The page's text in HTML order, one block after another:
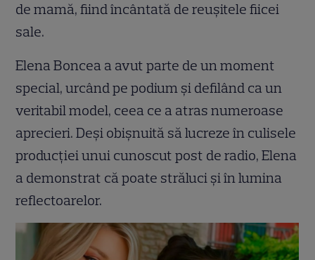
de mamă, fiind încântată de reușitele fiicei
sale.
Elena Boncea a avut parte de un moment
special, urcând pe podium și defilând ca un
veritabil model, ceea ce a atras numeroase
aprecieri. Deși obișnuită să lucreze în culisele
producției unui cunoscut post de radio, Elena
a demonstrat că poate străluci și în lumina
reflectoarelor.